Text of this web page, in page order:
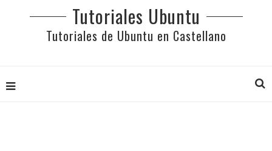
Tutoriales Ubuntu
Tutoriales de Ubuntu en Castellano